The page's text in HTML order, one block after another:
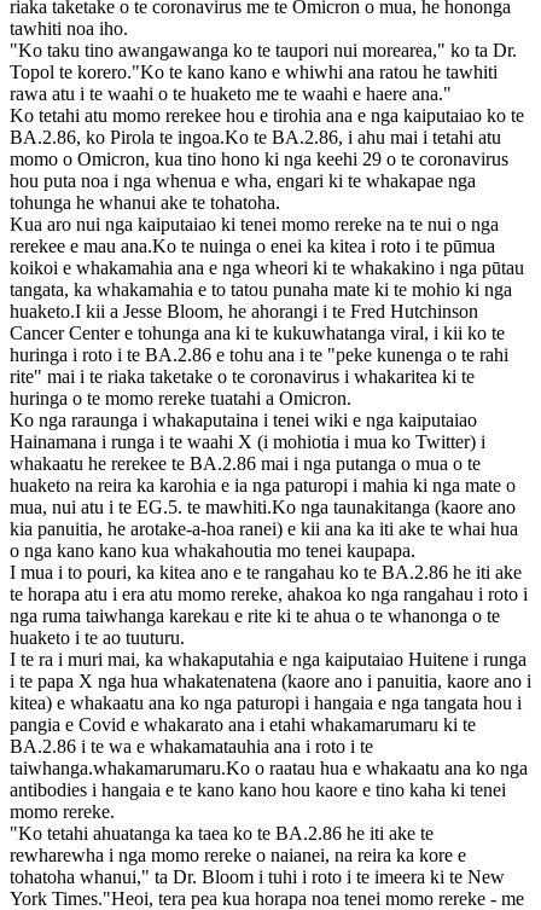
riaka taketake o te coronavirus me te Omicron o mua, he hononga
tawhiti noa iho.
"Ko taku tino awangawanga ko te taupori nui morearea," ko ta Dr.
Topol te korero."Ko te kano kano e whiwhi ana ratou he tawhiti
rawa atu i te waahi o te huaketo me te waahi e haere ana."
Ko tetahi atu momo rerekee hou e tirohia ana e nga kaiputaiao ko te
BA.2.86, ko Pirola te ingoa.Ko te BA.2.86, i ahu mai i tetahi atu
momo o Omicron, kua tino hono ki nga keehi 29 o te coronavirus
hou puta noa i nga whenua e wha, engari ki te whakapae nga
tohunga he whanui ake te tohatoha.
Kua aro nui nga kaiputaiao ki tenei momo rereke na te nui o nga
rerekee e mau ana.Ko te nuinga o enei ka kitea i roto i te pūmua
koikoi e whakamahia ana e nga wheori ki te whakakino i nga pūtau
tangata, ka whakamahia e to tatou punaha mate ki te mohio ki nga
huaketo.I kii a Jesse Bloom, he ahorangi i te Fred Hutchinson
Cancer Center e tohunga ana ki te kukuwhatanga viral, i kii ko te
huringa i roto i te BA.2.86 e tohu ana i te "peke kunenga o te rahi
rite" mai i te riaka taketake o te coronavirus i whakaritea ki te
huringa o te momo rereke tuatahi a Omicron.
Ko nga raraunga i whakaputaina i tenei wiki e nga kaiputaiao
Hainamana i runga i te waahi X (i mohiotia i mua ko Twitter) i
whakaatu he rerekee te BA.2.86 mai i nga putanga o mua o te
huaketo na reira ka karohia e ia nga paturopi i mahia ki nga mate o
mua, nui atu i te EG.5. te mawhiti.Ko nga taunakitanga (kaore ano
kia panuitia, he arotake-a-hoa ranei) e kii ana ka iti ake te whai hua
o nga kano kano kua whakahoutia mo tenei kaupapa.
I mua i to pouri, ka kitea ano e te rangahau ko te BA.2.86 he iti ake
te horapa atu i era atu momo rereke, ahakoa ko nga rangahau i roto i
nga ruma taiwhanga karekau e rite ki te ahua o te whanonga o te
huaketo i te ao tuuturu.
I te ra i muri mai, ka whakaputahia e nga kaiputaiao Huitene i runga
i te papa X nga hua whakatenatena (kaore ano i panuitia, kaore ano i
kitea) e whakaatu ana ko nga paturopi i hangaia e nga tangata hou i
pangia e Covid e whakarato ana i etahi whakamarumaru ki te
BA.2.86 i te wa e whakamatauhia ana i roto i te
taiwhanga.whakamarumaru.Ko o raatau hua e whakaatu ana ko nga
antibodies i hangaia e te kano kano hou kaore e tino kaha ki tenei
momo rereke.
"Ko tetahi ahuatanga ka taea ko te BA.2.86 he iti ake te
rewharewha i nga momo rereke o naianei, na reira ka kore e
tohatoha whanui," ta Dr. Bloom i tuhi i roto i te imeera ki te New
York Times."Heoi, tera pea kua horapa noa tenei momo rereke - me